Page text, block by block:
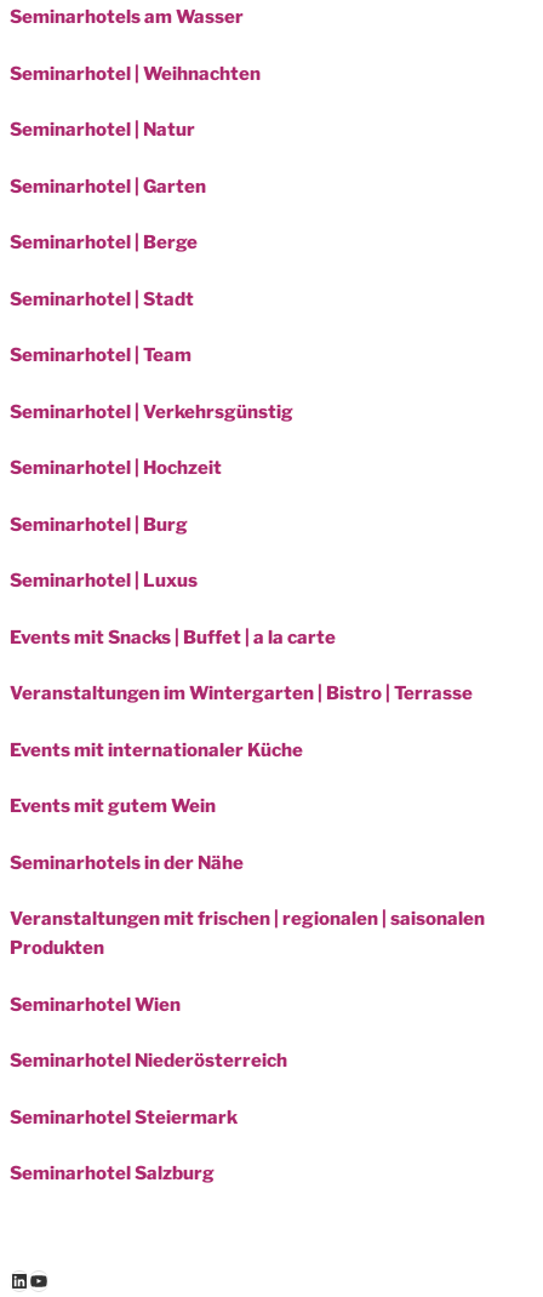
Seminarhotels am Wasser
Seminarhotel | Weihnachten
Seminarhotel | Natur
Seminarhotel | Garten
Seminarhotel | Berge
Seminarhotel | Stadt
Seminarhotel | Team
Seminarhotel | Verkehrsgünstig
Seminarhotel | Hochzeit
Seminarhotel | Burg
Seminarhotel | Luxus
Events mit Snacks | Buffet | a la carte
Veranstaltungen im Wintergarten | Bistro | Terrasse
Events mit internationaler Küche
Events mit gutem Wein
Seminarhotels in der Nähe
Veranstaltungen mit frischen | regionalen | saisonalen
Produkten
Seminarhotel Wien
Seminarhotel Niederösterreich
Seminarhotel Steiermark
Seminarhotel Salzburg
LinkedIn
YouTube